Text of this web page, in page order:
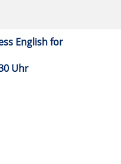
English for
Uhr